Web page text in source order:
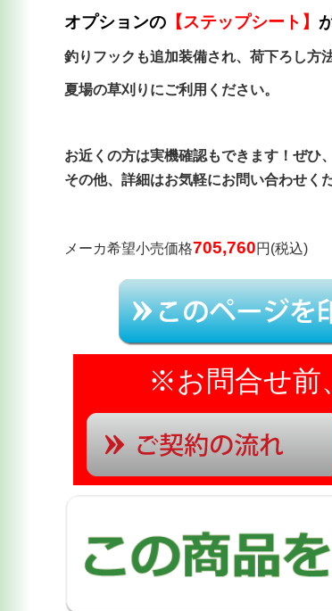
オプションの 【ステップシート】
釣りフックも追加装備され、荷下ろし方
夏場の草刈りにご利用ください。
お近くの方は実機確認もできます！ぜひ
その他、詳細はお気軽にお問い合わせく
メーカ希望小売価格705,760円(税込)
※お問合せ前